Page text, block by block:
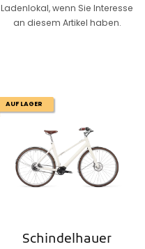
Ladenlokal, wenn Sie Interesse
an diesem Artikel haben.
AUF LAGER
Schindelhauer